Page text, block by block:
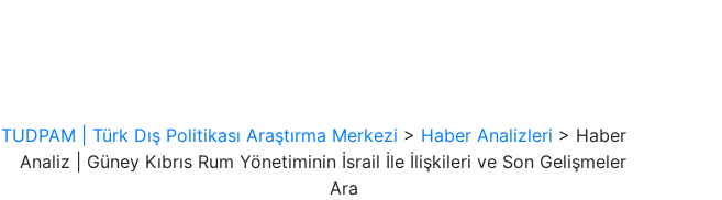
TUDPAM | Türk Dış Politikası Araştırma Merkezi > Haber Analizleri > Haber
Analiz | Güney Kıbrıs Rum Yönetiminin İsrail İle İlişkileri ve Son Gelişmeler
Ara